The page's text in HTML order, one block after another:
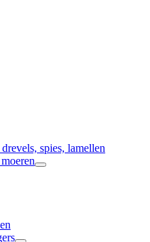
spies, lamellen